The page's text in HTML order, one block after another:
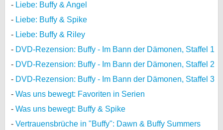
Liebe: Buffy & Angel
Liebe: Buffy & Spike
Liebe: Buffy & Riley
DVD-Rezension: Buffy - Im Bann der Dämonen, Staffel 1
DVD-Rezension: Buffy - Im Bann der Dämonen, Staffel 2
DVD-Rezension: Buffy - Im Bann der Dämonen, Staffel 3
Was uns bewegt: Favoriten in Serien
Was uns bewegt: Buffy & Spike
Vertrauensbrüche in "Buffy": Dawn & Buffy Summers